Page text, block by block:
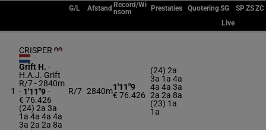
G/L Afstand Record/Wi
nsom
Prestaties QuoteringSG SPZSZC
Live
1
CRISPER
Grift H. -
H.A.J. Grift
R/7 - 2840m
- 1'11"9-
€ 76.426
(24) 2a 3a
1a 4a 4a 4a
3a 2a 2a 8a
R/7 2840m1'11"9
€ 76.426
(24) 2a
3a 1a 4a
4a 4a 3a
2a 2a 8a
(23) 1a
1a